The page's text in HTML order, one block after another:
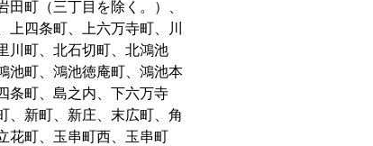
町（三丁目を除く。）、
上四条町、上六万寺町、川
川町、北石切町、北鴻池
池町、鴻池徳庵町、鴻池本
条町、島之内、下六万寺
、新町、新庄、末広町、角
花町、玉串町西、玉串町